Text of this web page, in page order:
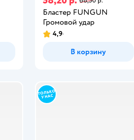
Бластер FUNGUN
Громовой удар
4,9
В корзину